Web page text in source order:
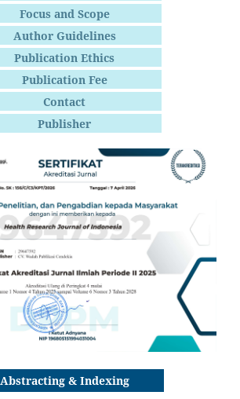
Focus and Scope
Author Guidelines
Publication Ethics
Publication Fee
Contact
Publisher
Abstracting & Indexing